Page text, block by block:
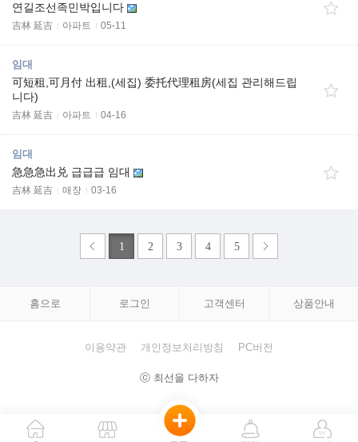
연길조선족민박입니다
吉林 延吉 아파트 05-11
임대
可短租,可月付 出租,(세집) 委托代理租房(세집 관리해드립
니다)
吉林 延吉 아파트 04-16
임대
急急急出兑 급급급 임대
吉林 延吉 매장 03-16
1 2 3 4 5
홈으로 로그인 고객센터 상품안내
이용약관 개인정보처리방침 PC버전
ⓒ 최선을 다하자